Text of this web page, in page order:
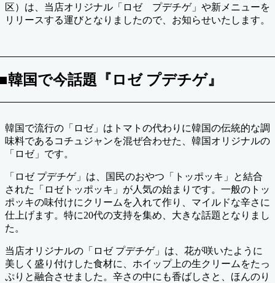
区）は、当店オリジナル「ロゼ プデチゲ」や新メニューを
リリースする運びとなりましたので、お知らせいたします。
韓国で今話題『ロゼ プデチゲ』
韓国で流行の「ロゼ」はトマトの代わりに韓国の伝統的な調
味料であるコチュジャンを混ぜ合わせた、韓国オリジナルの
「ロゼ」です。
「ロゼ プデチゲ」は、国民のおやつ「トッポッキ」と結合
された「ロゼトッポッキ」が人気の始まりです。一般のトッ
ポッキの味付けにクリームを入れて作り、マイルドな辛さに
仕上げます。特に20代の支持を集め、大きな話題となりまし
た。
当店オリジナルの「ロゼ プデチゲ」は、花が咲いたように
美しく盛り付けした食材に、ホイップ上の生クリームをたっ
ぷりと融合させました。辛さの中にも香ばしさと、ほんのり